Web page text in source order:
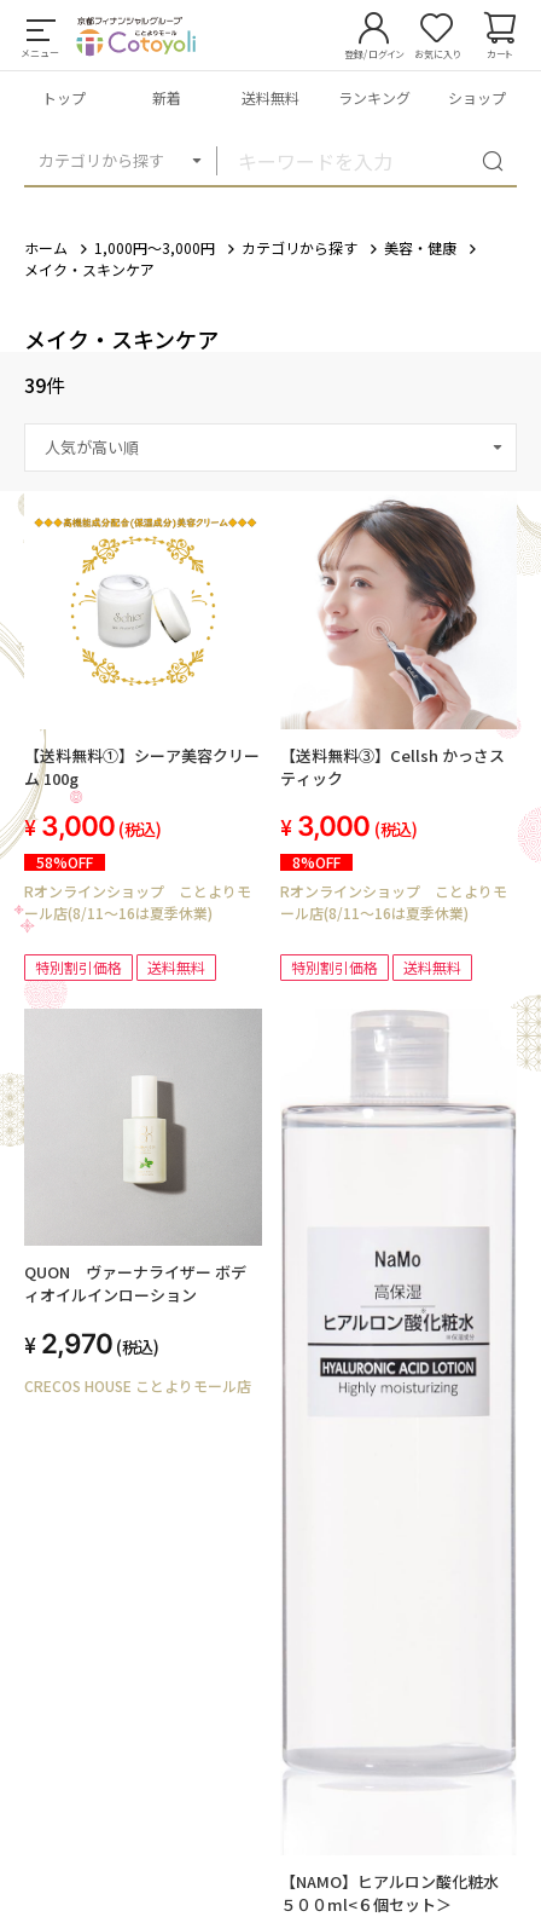
メニュー
カテゴリから探す
登録/ログイン お気に入り カート
トップ 新着 送料無料 ランキング ショップ
ホーム 1,000円～3,000円 カテゴリから探す
美容・健康
メイク・スキンケア
メイク・スキンケア
39件
【送料無料①】シーア美容クリー
ム 100g
3,000 (税込)
58%OFF
Rオンラインショップ ことよりモ
ール店(8/11～16は夏季休業)
特別割引価格 送料無料
【送料無料③】Cellsh かっさス
ティック
3,000 (税込)
8%OFF
Rオンラインショップ ことよりモ
ール店(8/11～16は夏季休業)
特別割引価格 送料無料
QUON ヴァーナライザー ボデ
ィオイルインローション
2,970 (税込)
CRECOS HOUSE ことよりモール店
【NAMO】ヒアルロン酸化粧水
５００ml<６個セット＞